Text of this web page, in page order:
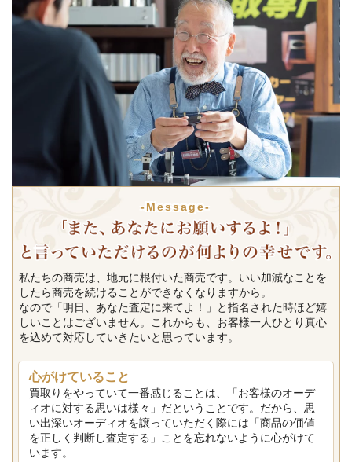
-Message-
私たちの商売は、地元に根付いた商売です。いい加減なことを
したら商売を続けることができなくなりますから。
なので「明日、あなた査定に来てよ！」と指名された時ほど嬉
しいことはございません。これからも、お客様一人ひとり真心
を込めて対応していきたいと思っています。
心がけていること
買取りをやっていて一番感じることは、「お客様のオーデ
ィオに対する思いは様々」だということです。だから、思
い出深いオーディオを譲っていただく際には「商品の価値
を正しく判断し査定する」ことを忘れないように心がけて
います。